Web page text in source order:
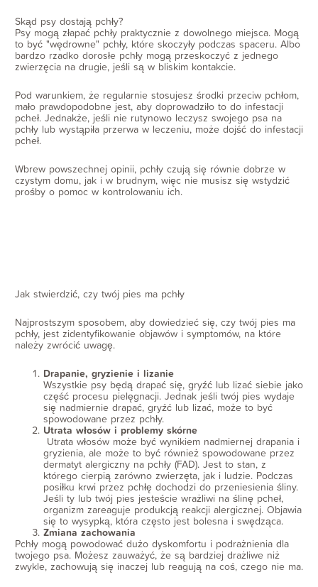
Skąd psy dostają pchły?
Psy mogą złapać pchły praktycznie z dowolnego miejsca. Mogą
to być "wędrowne" pchły, które skoczyły podczas spaceru. Albo
bardzo rzadko dorosłe pchły mogą przeskoczyć z jednego
zwierzęcia na drugie, jeśli są w bliskim kontakcie.
Pod warunkiem, że regularnie stosujesz środki przeciw pchłom,
mało prawdopodobne jest, aby doprowadziło to do infestacji
pcheł. Jednakże, jeśli nie rutynowo leczysz swojego psa na
pchły lub wystąpiła przerwa w leczeniu, może dojść do infestacji
pcheł.
Wbrew powszechnej opinii, pchły czują się równie dobrze w
czystym domu, jak i w brudnym, więc nie musisz się wstydzić
prośby o pomoc w kontrolowaniu ich.
Jak stwierdzić, czy twój pies ma pchły
Najprostszym sposobem, aby dowiedzieć się, czy twój pies ma
pchły, jest zidentyfikowanie objawów i symptomów, na które
należy zwrócić uwagę.
Drapanie, gryzienie i lizanie
Wszystkie psy będą drapać się, gryźć lub lizać siebie jako
część procesu pielęgnacji. Jednak jeśli twój pies wydaje
się nadmiernie drapać, gryźć lub lizać, może to być
spowodowane przez pchły.
Utrata włosów i problemy skórne
Utrata włosów może być wynikiem nadmiernej drapania i
gryzienia, ale może to być również spowodowane przez
dermatyt alergiczny na pchły (FAD). Jest to stan, z
którego cierpią zarówno zwierzęta, jak i ludzie. Podczas
posiłku krwi przez pchłę dochodzi do przeniesienia śliny.
Jeśli ty lub twój pies jesteście wrażliwi na ślinę pcheł,
organizm zareaguje produkcją reakcji alergicznej. Objawia
się to wysypką, która często jest bolesna i swędząca.
Zmiana zachowania
Pchły mogą powodować dużo dyskomfortu i podrażnienia dla
twojego psa. Możesz zauważyć, że są bardziej drażliwe niż
zwykle, zachowują się inaczej lub reagują na coś, czego nie ma.